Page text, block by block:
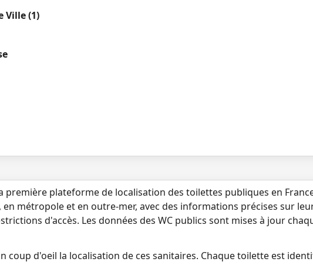
Ville (1)
plateforme de localisation des toilettes publiques en
métropole et en outre-mer, avec des informations précises sur
d'accès. Les données des WC publics sont mises à jour
coup d'oeil la localisation de ces sanitaires. Chaque toilette est